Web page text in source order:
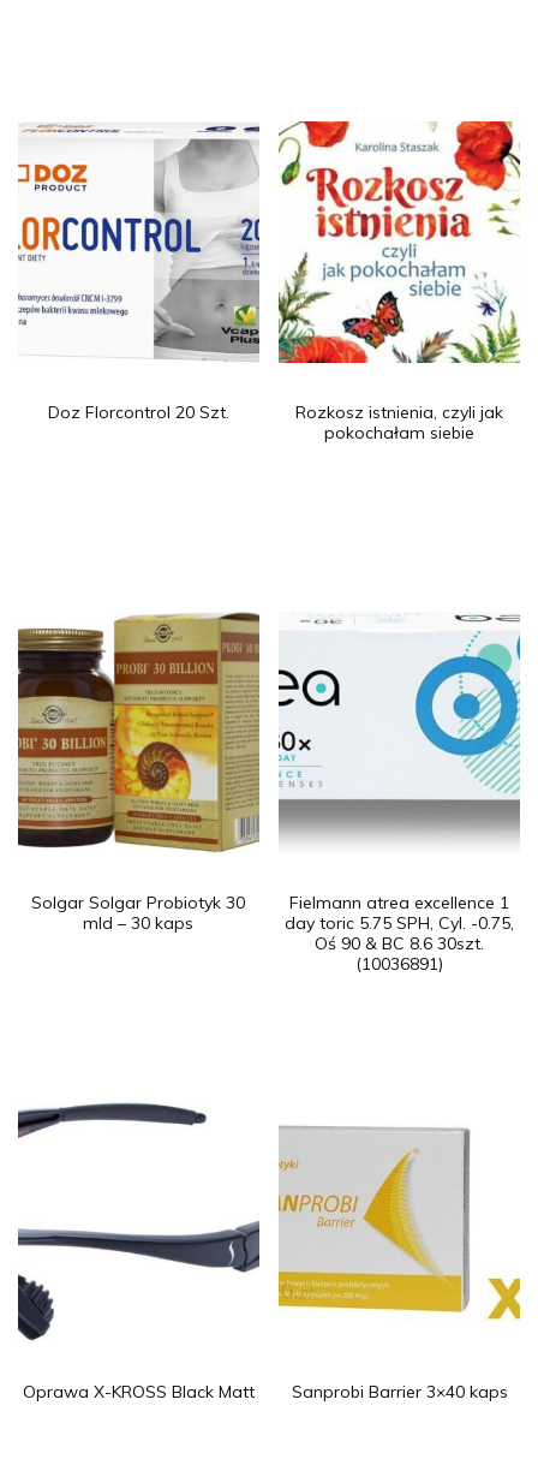
Doz Florcontrol 20 Szt.
Rozkosz istnienia, czyli jak
pokochałam siebie
Solgar Solgar Probiotyk 30
mld – 30 kaps
Fielmann atrea excellence 1
day toric 5.75 SPH, Cyl. -0.75,
Oś 90 & BC 8.6 30szt.
(10036891)
Oprawa X-KROSS Black Matt Sanprobi Barrier 3×40 kaps